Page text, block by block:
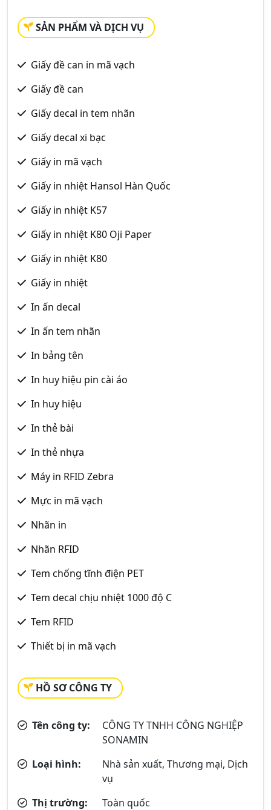
SẢN PHẨM VÀ DỊCH VỤ
Giấy đề can in mã vạch
Giấy đề can
Giấy decal in tem nhãn
Giấy decal xi bạc
Giấy in mã vạch
Giấy in nhiệt Hansol Hàn Quốc
Giấy in nhiệt K57
Giấy in nhiệt K80 Oji Paper
Giấy in nhiệt K80
Giấy in nhiệt
In ấn decal
In ấn tem nhãn
In bảng tên
In huy hiệu pin cài áo
In huy hiệu
In thẻ bài
In thẻ nhựa
Máy in RFID Zebra
Mực in mã vạch
Nhãn in
Nhãn RFID
Tem chống tĩnh điện PET
Tem decal chịu nhiệt 1000 độ C
Tem RFID
Thiết bị in mã vạch
HỒ SƠ CÔNG TY
Tên công ty:
CÔNG TY TNHH CÔNG NGHIỆP
SONAMIN
Loại hình:
Nhà sản xuất, Thương mại, Dịch
vụ
Thị trường:
Toàn quốc